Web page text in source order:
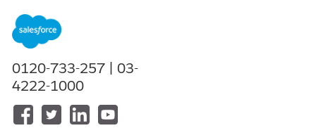
サポートされている
必要なユーザー権限
共有ルールを作成する
[設定] から、[クイック検索] ボックスに
0120-733-257 | 03-
4222-1000